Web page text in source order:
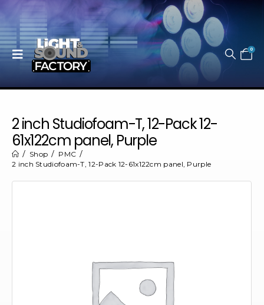
0
2 inch Studiofoam-T, 12-Pack 12-
61x122cm panel, Purple
Shop
PMC
2 inch Studiofoam-T, 12-Pack 12-61x122cm panel, Purple